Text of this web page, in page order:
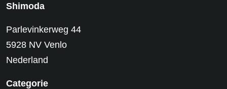
Shimoda
Parlevinkerweg 44
5928 NV Venlo
Nederland
Categorie